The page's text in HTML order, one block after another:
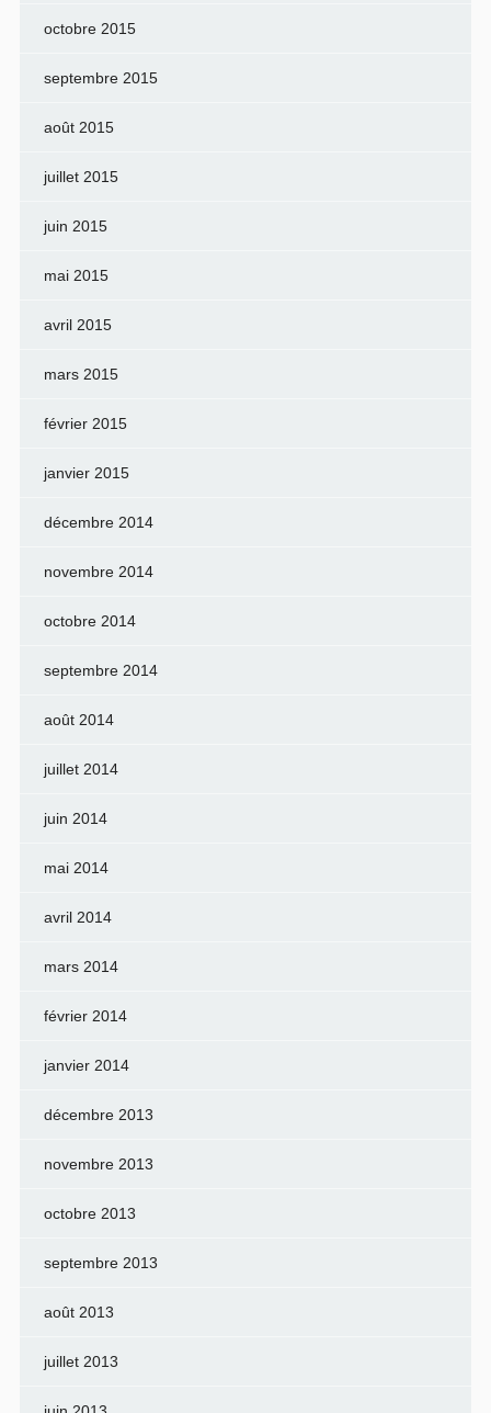
octobre 2015
septembre 2015
août 2015
juillet 2015
juin 2015
mai 2015
avril 2015
mars 2015
février 2015
janvier 2015
décembre 2014
novembre 2014
octobre 2014
septembre 2014
août 2014
juillet 2014
juin 2014
mai 2014
avril 2014
mars 2014
février 2014
janvier 2014
décembre 2013
novembre 2013
octobre 2013
septembre 2013
août 2013
juillet 2013